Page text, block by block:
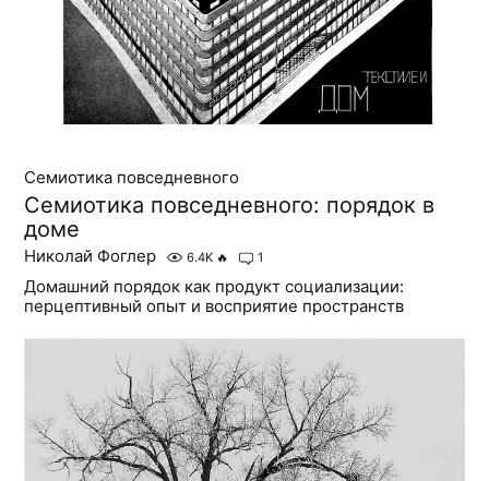
Семиотика повседневного
Семиотика повседневного: порядок в
доме
Николай Фоглер 6.4K 🔥 1
Домашний порядок как продукт социализации:
перцептивный опыт и восприятие пространств